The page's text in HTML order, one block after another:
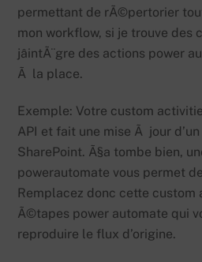
permettant de rÃ©pertorier
mon workflow, si je trouve des
jâintÃ¨gre des actions power
Ã la place.
Exemple: Votre custom
API et fait une mise Ã jour
SharePoint. Ã§a tombe bien,
powerautomate vous permet
Remplacez donc cette custom
Ã©tapes power automate qui
reproduire le flux d’origine.